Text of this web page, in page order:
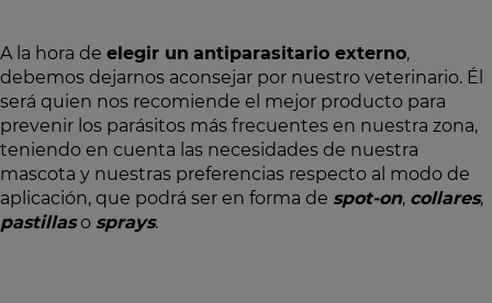
A la hora de elegir un antiparasitario externo,
debemos dejarnos aconsejar por nuestro veterinario. Él
será quien nos recomiende el mejor producto para
prevenir los parásitos más frecuentes en nuestra zona,
teniendo en cuenta las necesidades de nuestra
mascota y nuestras preferencias respecto al modo de
aplicación, que podrá ser en forma de spot-on, collares,
pastillaso sprays.